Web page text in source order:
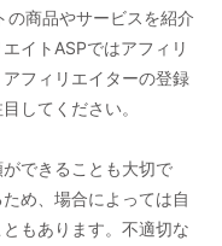
の商品やサービスを紹介
イトASPではアフィリ
フィリエイターの登録
してください。
できることも大切で
め、場合によっては自
もあります。不適切な